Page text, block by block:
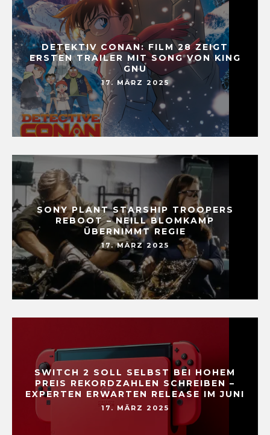
DETEKTIV CONAN: FILM 28 ZEIGT
ERSTEN TRAILER MIT SONG VON KING
GNU
17. MÄRZ 2025
SONY PLANT STARSHIP TROOPERS
REBOOT – NEILL BLOMKAMP
ÜBERNIMMT REGIE
17. MÄRZ 2025
SWITCH 2 SOLL SELBST BEI HOHEM
PREIS REKORDZAHLEN SCHREIBEN –
EXPERTEN ERWARTEN RELEASE IM JUNI
17. MÄRZ 2025